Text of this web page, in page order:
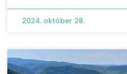
2024. október 28.